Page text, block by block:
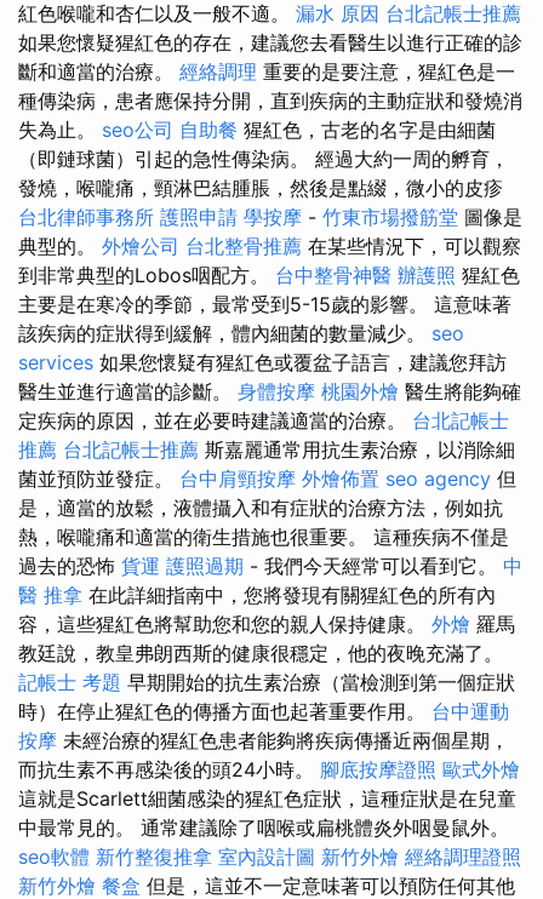
紅色喉嚨和杏仁以及一般不適。 漏水 原因 台北記帳士推薦
如果您懷疑猩紅色的存在，建議您去看醫生以進行正確的診
斷和適當的治療。 經絡調理 重要的是要注意，猩紅色是一
種傳染病，患者應保持分開，直到疾病的主動症狀和發燒消
失為止。 seo公司 自助餐 猩紅色，古老的名字是由細菌
（即鏈球菌）引起的急性傳染病。 經過大約一周的孵育，
發燒，喉嚨痛，頸淋巴結腫脹，然後是點綴，微小的皮疹
台北律師事務所 護照申請 學按摩 - 竹東市場撥筋堂 圖像是
典型的。 外燴公司 台北整骨推薦 在某些情況下，可以觀察
到非常典型的Lobos咽配方。 台中整骨神醫 辦護照 猩紅色
主要是在寒冷的季節，最常受到5-15歲的影響。 這意味著
該疾病的症狀得到緩解，體內細菌的數量減少。 seo
services 如果您懷疑有猩紅色或覆盆子語言，建議您拜訪
醫生並進行適當的診斷。 身體按摩 桃園外燴 醫生將能夠確
定疾病的原因，並在必要時建議適當的治療。 台北記帳士
推薦 台北記帳士推薦 斯嘉麗通常用抗生素治療，以消除細
菌並預防並發症。 台中肩頸按摩 外燴佈置 seo agency 但
是，適當的放鬆，液體攝入和有症狀的治療方法，例如抗
熱，喉嚨痛和適當的衛生措施也很重要。 這種疾病不僅是
過去的恐怖 貨運 護照過期 - 我們今天經常可以看到它。 中
醫 推拿 在此詳細指南中，您將發現有關猩紅色的所有內
容，這些猩紅色將幫助您和您的親人保持健康。 外燴 羅馬
教廷說，教皇弗朗西斯的健康很穩定，他的夜晚充滿了。
記帳士 考題 早期開始的抗生素治療（當檢測到第一個症狀
時）在停止猩紅色的傳播方面也起著重要作用。 台中運動
按摩 未經治療的猩紅色患者能夠將疾病傳播近兩個星期，
而抗生素不再感染後的頭24小時。 腳底按摩證照 歐式外燴
這就是Scarlett細菌感染的猩紅色症狀，這種症狀是在兒童
中最常見的。 通常建議除了咽喉或扁桃體炎外咽曼鼠外。
seo軟體 新竹整復推拿 室內設計圖 新竹外燴 經絡調理證照
新竹外燴 餐盒 但是，這並不一定意味著可以預防任何其他